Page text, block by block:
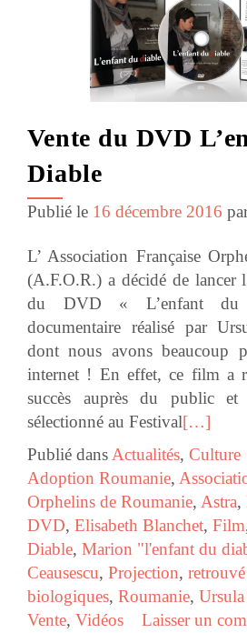
Vente du DVD
Diable
Publié le 16 décembre 2016
L’ Association Française
(A.F.O.R.) a décidé de lancer
du DVD « L’enfant
documentaire réalisé par
dont nous avons beaucoup
internet ! En effet, ce film a
succès auprès du public et
sélectionné au Festival[…]
Publié dans Actualités, Culture
Adoption Roumanie,
Orphelins de Roumanie, Astra,
DVD, Elisabeth Blanchet, Film
Diable, Marion "l'enfant du
Ceausescu, Projection,
biologiques, Roumanie,
Vente, Vidéos Laisser un